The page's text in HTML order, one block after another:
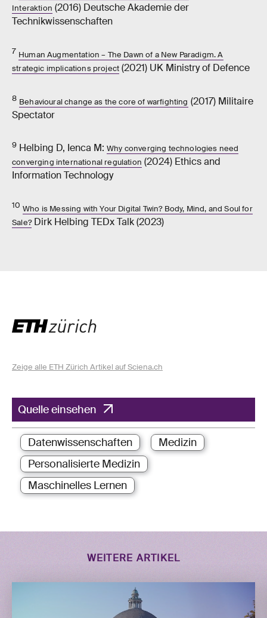
Interaktion (2016) Deutsche Akademie der
Technikwissenschaften
7 Human Augmentation – The Dawn of a New Paradigm. A
strategic implications project (2021) UK Ministry of Defence
8 Behavioural change as the core of warfighting (2017) Militaire
Spectator
9 Helbing D, Ienca M: Why converging technologies need
converging international regulation (2024) Ethics and
Information Technology
10 Who is Messing with Your Digital Twin? Body, Mind, and Soul for
Sale?Dirk Helbing TEDx Talk (2023)
Zeige alle ETH Zürich Artikel auf Sciena.ch
Quelle einsehen
Datenwissenschaften
Medizin
Personalisierte Medizin
Maschinelles Lernen
WEITERE ARTIKEL